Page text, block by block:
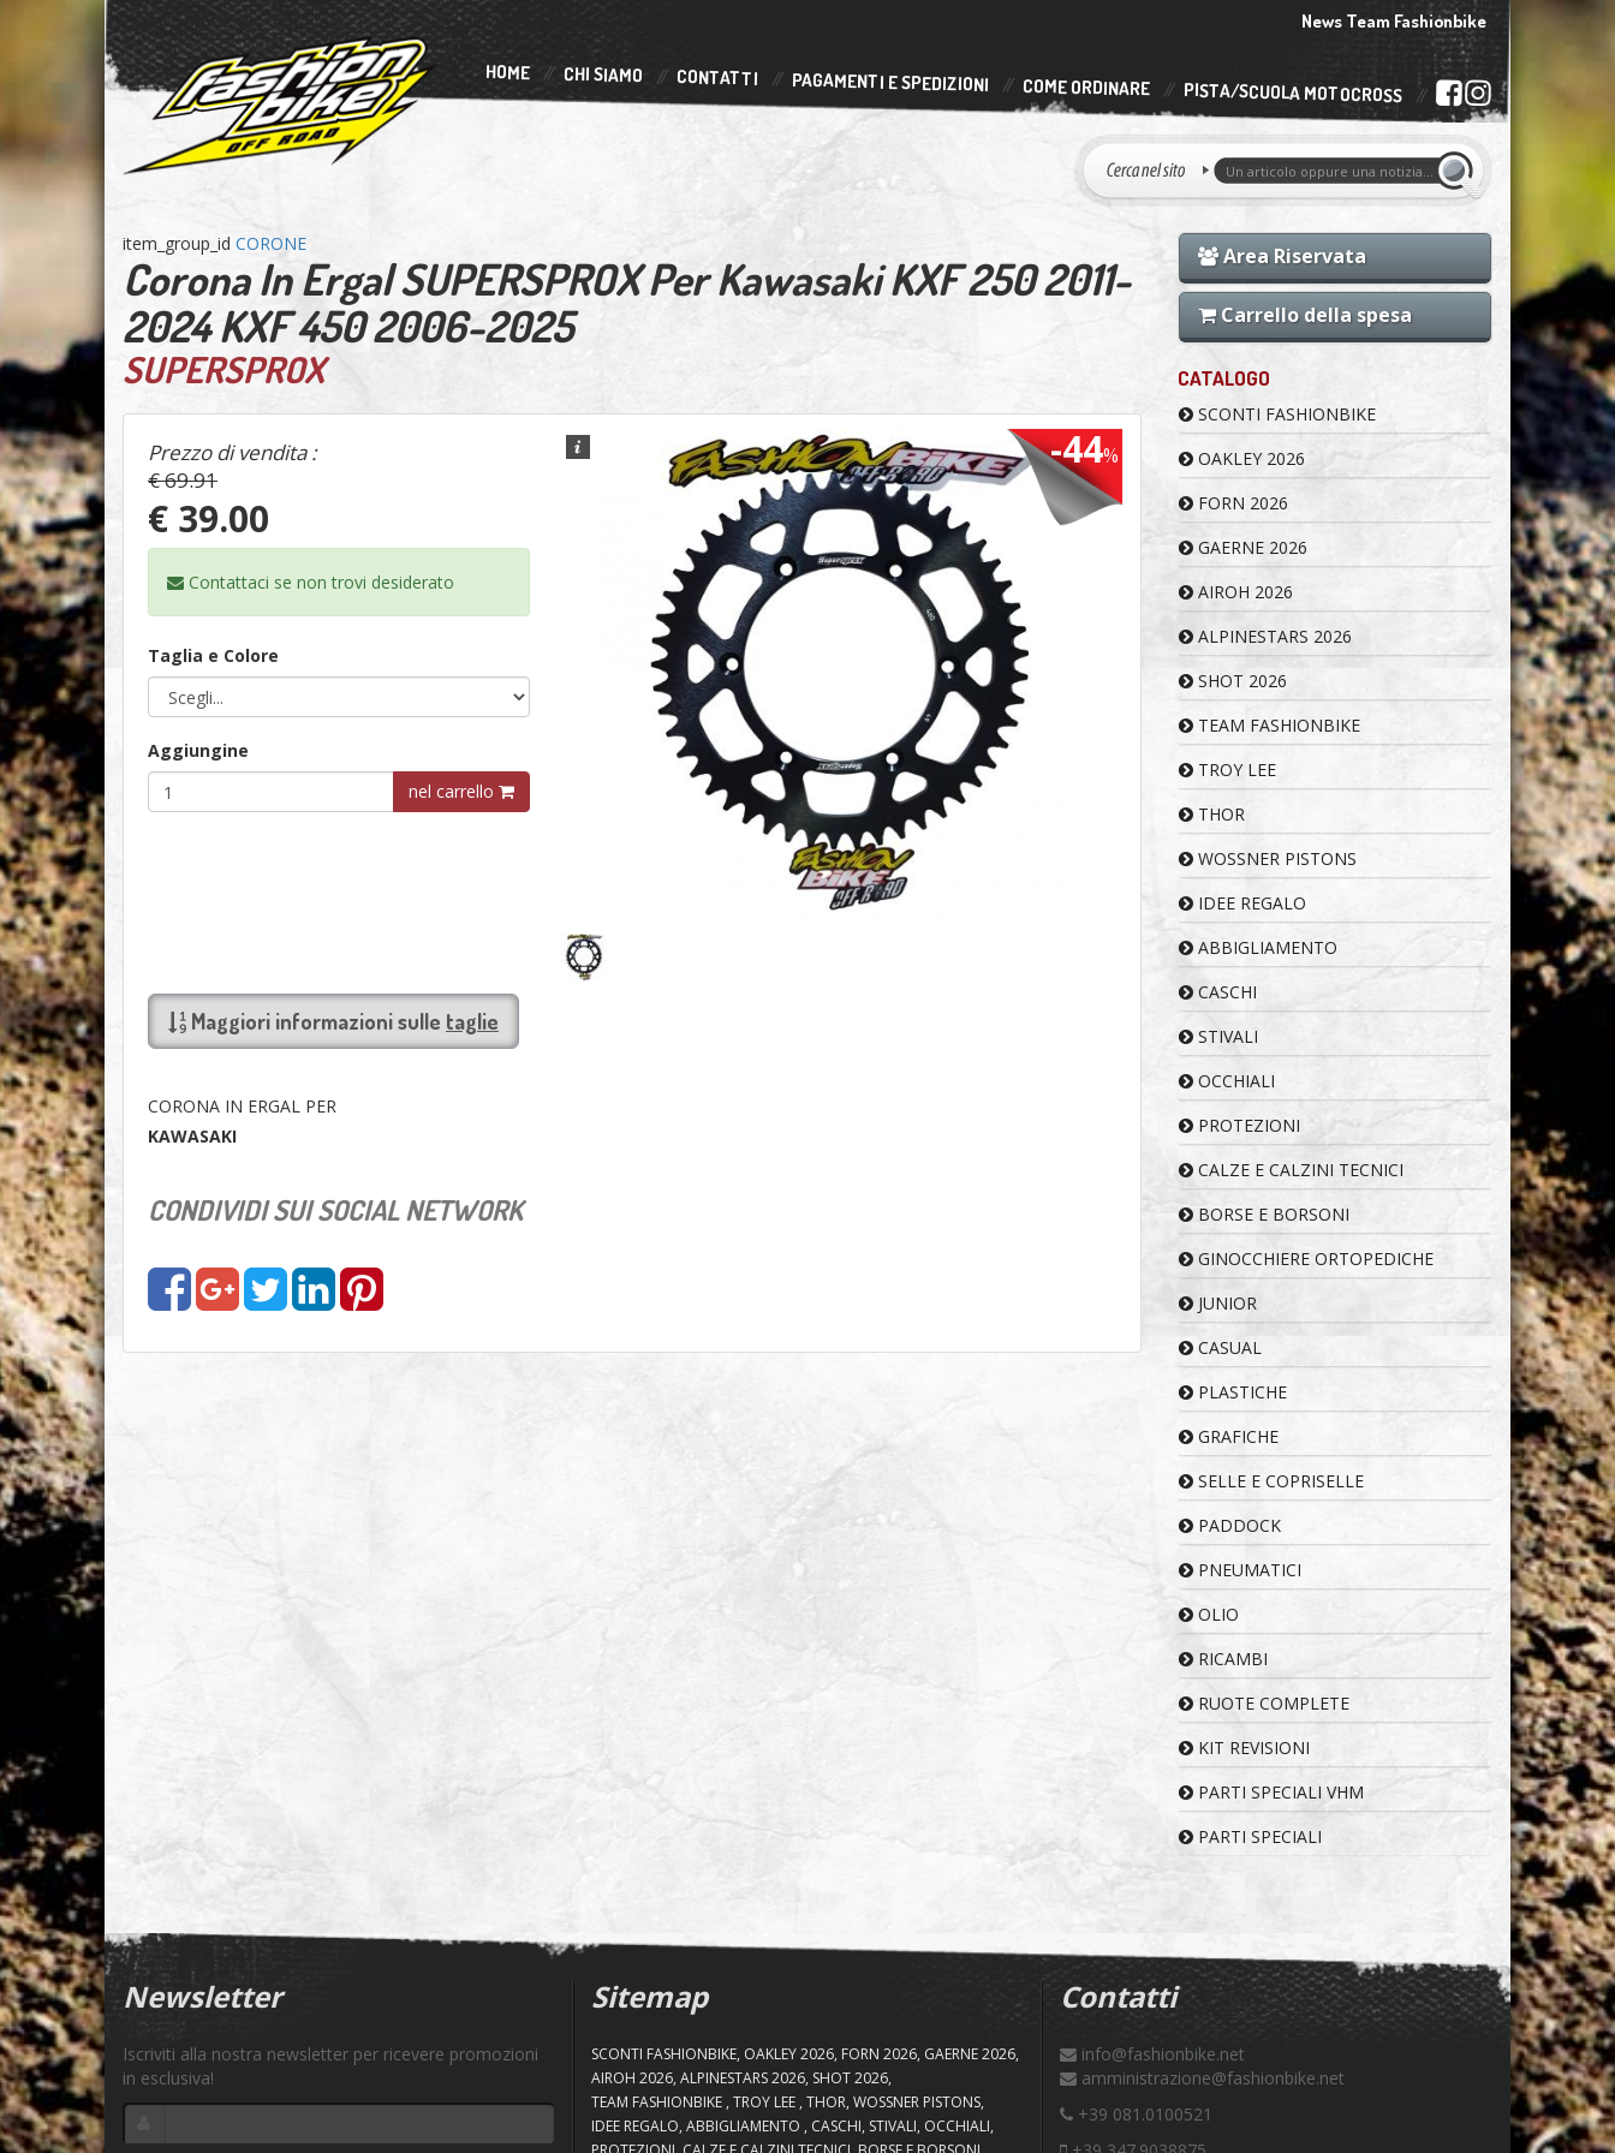
News Team Fashionbike
HOME CHI SIAMO CONTATTI PAGAMENTI E SPEDIZIONI COME ORDINARE PISTA/SCUOLA MOTOCROSS
item_group_id CORONE
Corona In Ergal SUPERSPROX Per Kawasaki KXF 250 2011-
2024 KXF 450 2006-2025
SUPERSPROX
-44%
Prezzo di vendita :
€ 69.91
€ 39.00
Contattaci se non trovi desiderato
Taglia e Colore
Aggiungine
nel carrello
Maggiori informazioni sulle taglie
CORONA IN ERGAL PER
KAWASAKI
CONDIVIDI SUI SOCIAL NETWORK
Area Riservata
Carrello della spesa
CATALOGO
SCONTI FASHIONBIKE
OAKLEY 2026
FORN 2026
GAERNE 2026
AIROH 2026
ALPINESTARS 2026
SHOT 2026
TEAM FASHIONBIKE
TROY LEE
THOR
WOSSNER PISTONS
IDEE REGALO
ABBIGLIAMENTO
CASCHI
STIVALI
OCCHIALI
PROTEZIONI
CALZE E CALZINI TECNICI
BORSE E BORSONI
GINOCCHIERE ORTOPEDICHE
JUNIOR
CASUAL
PLASTICHE
GRAFICHE
SELLE E COPRISELLE
PADDOCK
PNEUMATICI
OLIO
RICAMBI
RUOTE COMPLETE
KIT REVISIONI
PARTI SPECIALI VHM
PARTI SPECIALI
Newsletter
Iscriviti alla nostra newsletter per ricevere promozioni
in esclusiva!
Sitemap
SCONTI FASHIONBIKE OAKLEY 2026 FORN 2026 GAERNE 2026
AIROH 2026 ALPINESTARS 2026 SHOT 2026
TEAM FASHIONBIKE TROY LEE THOR WOSSNER PISTONS
IDEE REGALO ABBIGLIAMENTO CASCHI STIVALI OCCHIALI
Contatti
info@fashionbike.net
amministrazione@fashionbike.net
+39 081.0100521